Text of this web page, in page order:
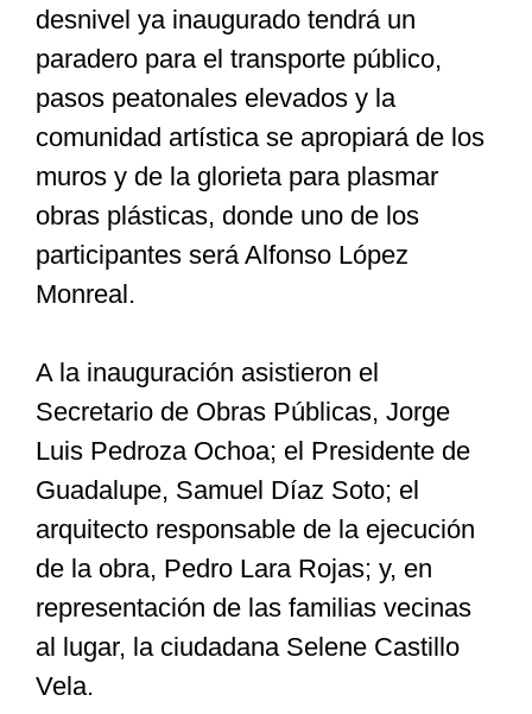
desnivel ya inaugurado tendrá un
paradero para el transporte público,
pasos peatonales elevados y la
comunidad artística se apropiará de los
muros y de la glorieta para plasmar
obras plásticas, donde uno de los
participantes será Alfonso López
Monreal.
A la inauguración asistieron el
Secretario de Obras Públicas, Jorge
Luis Pedroza Ochoa; el Presidente de
Guadalupe, Samuel Díaz Soto; el
arquitecto responsable de la ejecución
de la obra, Pedro Lara Rojas; y, en
representación de las familias vecinas
al lugar, la ciudadana Selene Castillo
Vela.